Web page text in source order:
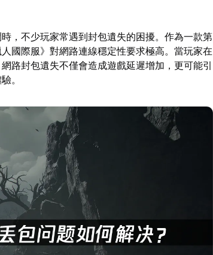
，不少玩家常遇到封包遺失的困擾。作為一款第
國際服》對網路連線穩定性要求極高。當玩家在
路封包遺失不僅會造成遊戲延遲增加，更可能引
。